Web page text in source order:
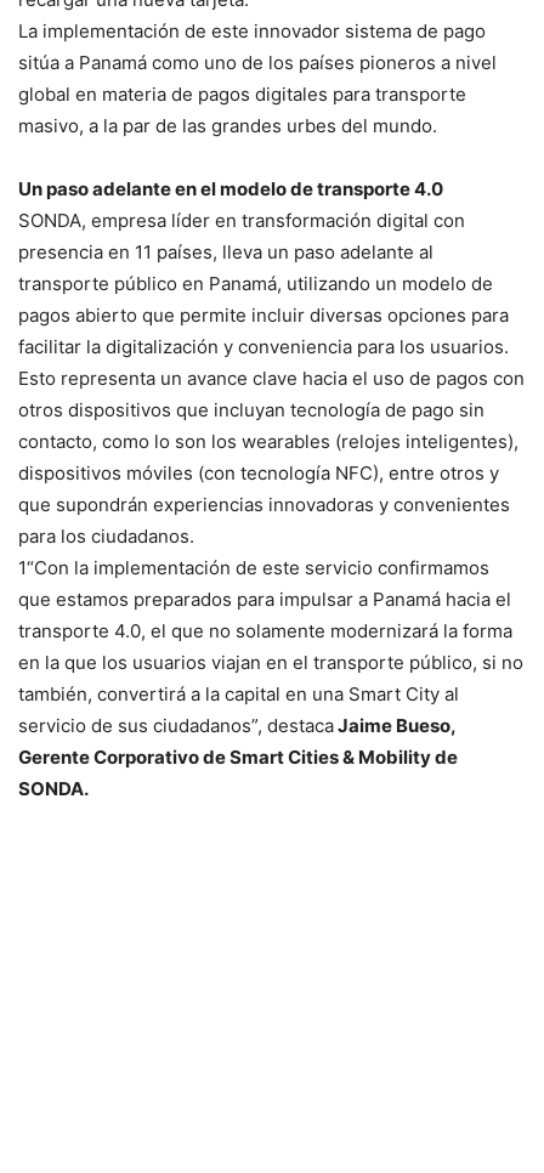
La implementación de este innovador sistema de pago
sitúa a Panamá como uno de los países pioneros a nivel
global en materia de pagos digitales para transporte
masivo, a la par de las grandes urbes del mundo.
Un paso adelante en el modelo de transporte 4.0
SONDA, empresa líder en transformación digital con
presencia en 11 países, lleva un paso adelante al
transporte público en Panamá, utilizando un modelo de
pagos abierto que permite incluir diversas opciones para
facilitar la digitalización y conveniencia para los usuarios.
Esto representa un avance clave hacia el uso de pagos con
otros dispositivos que incluyan tecnología de pago sin
contacto, como lo son los wearables (relojes inteligentes),
dispositivos móviles (con tecnología NFC), entre otros y
que supondrán experiencias innovadoras y convenientes
para los ciudadanos.
1“Con la implementación de este servicio confirmamos
que estamos preparados para impulsar a Panamá hacia el
transporte 4.0, el que no solamente modernizará la forma
en la que los usuarios viajan en el transporte público, si no
también, convertirá a la capital en una Smart City al
servicio de sus ciudadanos”, destacaJaime Bueso,
Gerente Corporativo de Smart Cities & Mobility de
SONDA.